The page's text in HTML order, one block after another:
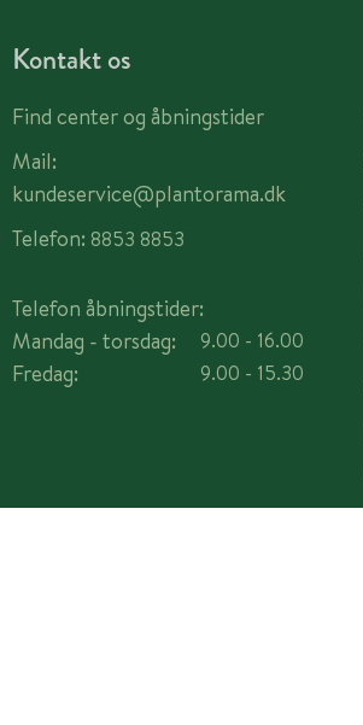
Kontakt os
Find center og åbningstider
Mail:
kundeservice@plantorama.dk
Telefon: 8853 8853
Telefon åbningstider:
Mandag - torsdag:
Fredag:
9.00 - 16.00
9.00 - 15.30